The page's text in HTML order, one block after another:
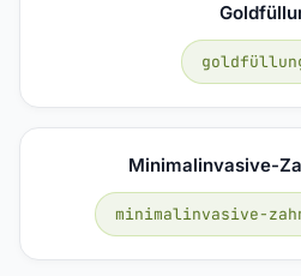
Minimalinvasive-
minimalinvasive-